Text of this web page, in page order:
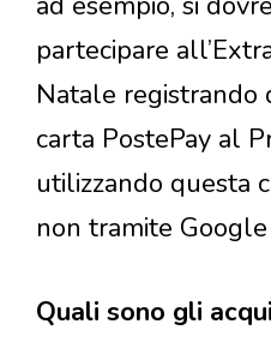
partecipare
Natale registrando
carta PostePay al
utilizzando questa
non tramite Google
Quali sono gli